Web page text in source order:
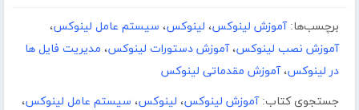
برچسب‌ها: آموزش لینوکس، لینوکس، سیستم عامل لینوکس،
آموزش نصب لینوکس،آموزش دستورات لینوکس، مدیریت فایل ها
در لینوکس،آموزش مقدماتی لینوکس
جستجوی کتاب: آموزش لینوکس، لینوکس، سیستم عامل لینوکس،